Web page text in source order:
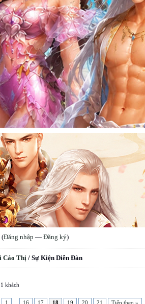
(Đăng nhập — Đăng ký)
Cáo Thị / Sự Kiện Diễn Đàn
khách
1 16 17 18 19 20 21 Tiếp theo »